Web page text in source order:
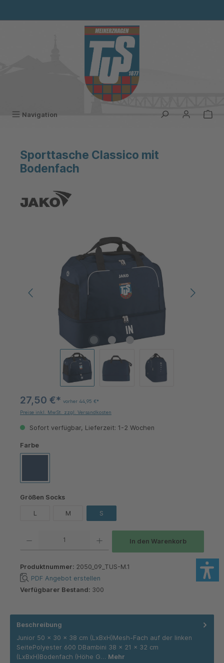
Navigation
Sporttasche Classico mit
Bodenfach
Bildergalerie überspringen
27,50 €* vorher 44,95 €*
Preise inkl. MwSt. zzgl. Versandkosten
Sofort verfügbar, Lieferzeit: 1-2 Wochen
Farbeauswählen
Größen Socksauswählen
L M S
In den Warenkorb
Produktnummer: 2050_09_TUS-M.1
PDF Angebot erstellen
Verfügbarer Bestand: 300
Beschreibung
Junior 50 x 30 x 38 cm (LxBxH)Mesh-Fach auf der linken
SeitePolyester 600 DBambini 38 x 21 x 32 cm
(LxBxH)Bodenfach (Höhe G… Mehr